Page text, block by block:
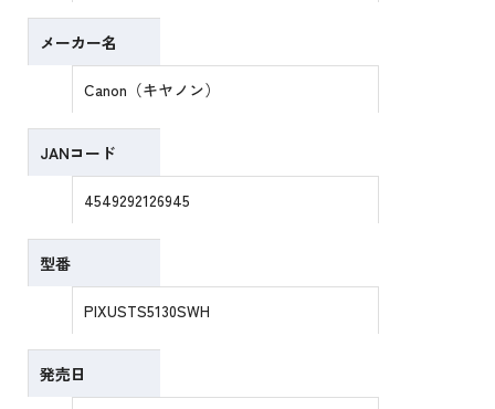
メーカー名
Canon（キヤノン）
JANコード
4549292126945
型番
PIXUSTS5130SWH
発売日